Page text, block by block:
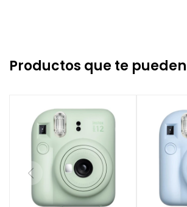
Productos que te